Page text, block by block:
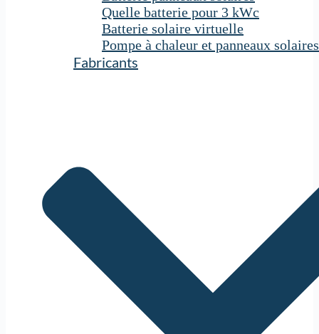
Quelle batterie pour 3 kWc
Batterie solaire virtuelle
Pompe à chaleur et panneaux solaires
Fabricants